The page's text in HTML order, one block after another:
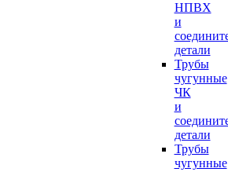
НПВХ
и
детали
Трубы
чугунные
ЧК
и
детали
Трубы
чугунные